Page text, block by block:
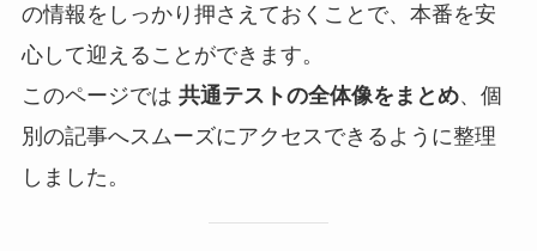
の情報をしっかり押さえておくことで、本番を安
心して迎えることができます。
このページでは 共通テストの全体像をまとめ、個
別の記事へスムーズにアクセスできるように整理
しました。